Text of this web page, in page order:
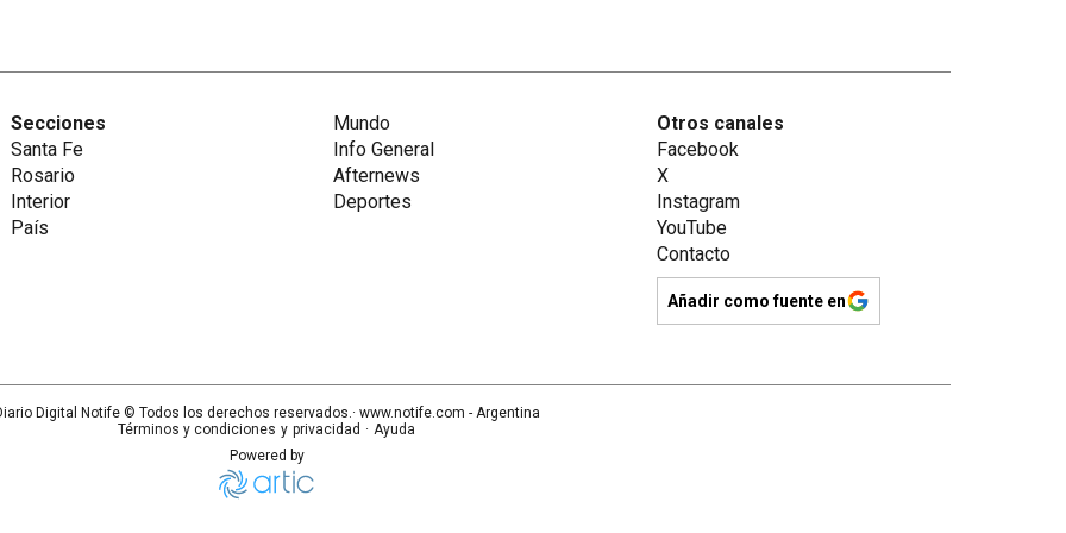
Secciones
Santa Fe
Rosario
Interior
País
Mundo
Info General
Afternews
Deportes
Otros canales
Facebook
X
Instagram
YouTube
Contacto
Añadir como fuente en
Digital Notife© Todos los derechos reservados.· www.notife.com - Argentina
Términos y condiciones y privacidad · Ayuda
Powered by